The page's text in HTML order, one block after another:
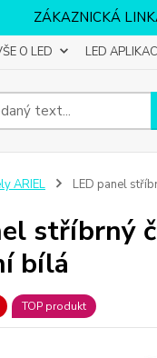
ZÁKAZNICKÁ
O LED LED
ARIEL LED panel
stříbrný
bílá
TOP produkt